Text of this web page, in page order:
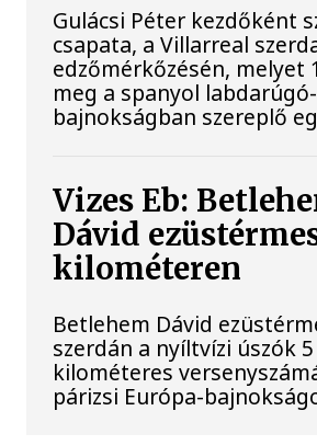
Gulácsi Péter kezdőként
csapata, a Villarreal
edzőmérkőzésén, melyet
meg a spanyol labdarúgó-
bajnokságban szereplő
Vizes Eb:
Dávid
kilométeren
Betlehem Dávid
szerdán a nyíltvízi úszók 5
kilométeres
párizsi Európa-